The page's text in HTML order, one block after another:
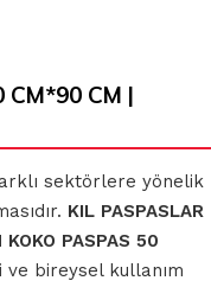
CM*90 CM |
sektörlere yönelik
KIL PASPASLAR
KOKO PASPAS 50
ve bireysel kullanım